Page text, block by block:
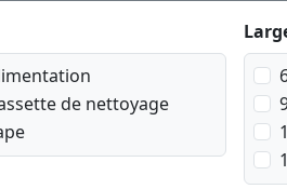
de nettoyage